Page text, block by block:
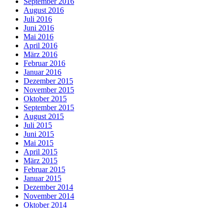
August 2016
Juli 2016
Juni 2016
Mai 2016
April 2016
März 2016
Februar 2016
Januar 2016
Dezember 2015
November 2015
Oktober 2015
September 2015
August 2015
Juli 2015
Juni 2015
Mai 2015
April 2015
März 2015
Februar 2015
Januar 2015
Dezember 2014
November 2014
Oktober 2014